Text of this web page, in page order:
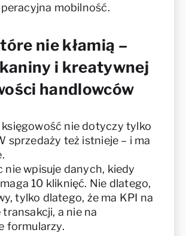
mobilność.
nie kłamią –
i kreatywnej
handlowców
nie dotyczy tylko
sprzedaży też istnieje – i ma
nie wpisuje danych, kiedy
10 kliknięć. Nie dlatego,
tylko dlatego, że ma KPI na
a nie na
formularzy.